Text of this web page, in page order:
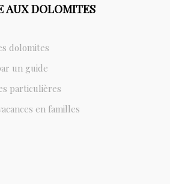
AUX DOLOMITES
dolomites
un guide
particulières
en familles